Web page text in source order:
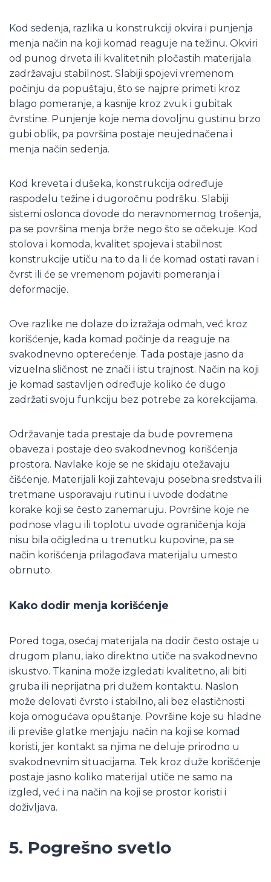
Kod sedenja, razlika u konstrukciji okvira i punjenja
menja način na koji komad reaguje na težinu. Okviri
od punog drveta ili kvalitetnih pločastih materijala
zadržavaju stabilnost. Slabiji spojevi vremenom
počinju da popuštaju, što se najpre primeti kroz
blago pomeranje, a kasnije kroz zvuk i gubitak
čvrstine. Punjenje koje nema dovoljnu gustinu brzo
gubi oblik, pa površina postaje neujednačena i
menja način sedenja.
Kod kreveta i dušeka, konstrukcija određuje
raspodelu težine i dugoročnu podršku. Slabiji
sistemi oslonca dovode do neravnomernog trošenja,
pa se površina menja brže nego što se očekuje. Kod
stolova i komoda, kvalitet spojeva i stabilnost
konstrukcije utiču na to da li će komad ostati ravan i
čvrst ili će se vremenom pojaviti pomeranja i
deformacije.
Ove razlike ne dolaze do izražaja odmah, već kroz
korišćenje, kada komad počinje da reaguje na
svakodnevno opterećenje. Tada postaje jasno da
vizuelna sličnost ne znači i istu trajnost. Način na koji
je komad sastavljen određuje koliko će dugo
zadržati svoju funkciju bez potrebe za korekcijama.
Održavanje tada prestaje da bude povremena
obaveza i postaje deo svakodnevnog korišćenja
prostora. Navlake koje se ne skidaju otežavaju
čišćenje. Materijali koji zahtevaju posebna sredstva ili
tretmane usporavaju rutinu i uvode dodatne
korake koji se često zanemaruju. Površine koje ne
podnose vlagu ili toplotu uvode ograničenja koja
nisu bila očigledna u trenutku kupovine, pa se
način korišćenja prilagođava materijalu umesto
obrnuto.
Kako dodir menja korišćenje
Pored toga, osećaj materijala na dodir često ostaje u
drugom planu, iako direktno utiče na svakodnevno
iskustvo. Tkanina može izgledati kvalitetno, ali biti
gruba ili neprijatna pri dužem kontaktu. Naslon
može delovati čvrsto i stabilno, ali bez elastičnosti
koja omogućava opuštanje. Površine koje su hladne
ili previše glatke menjaju način na koji se komad
koristi, jer kontakt sa njima ne deluje prirodno u
svakodnevnim situacijama. Tek kroz duže korišćenje
postaje jasno koliko materijal utiče ne samo na
izgled, već i na način na koji se prostor koristi i
doživljava.
5. Pogrešno svetlo